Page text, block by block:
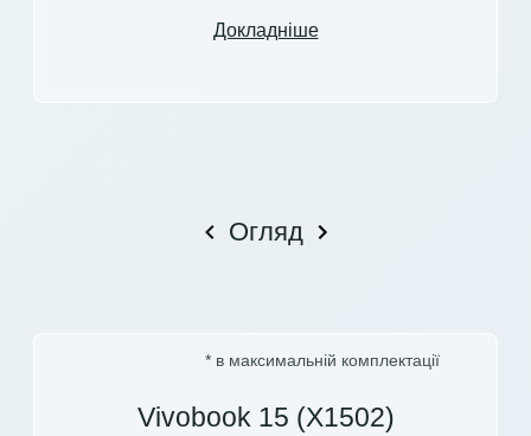
Докладніше
Огляд
* в максимальній комплектації
Vivobook 15 (X1502)